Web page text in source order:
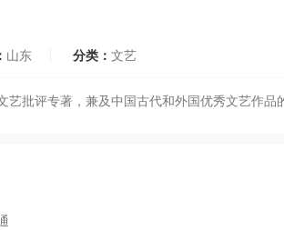
山东 分类： 文艺
批评专著，兼及中国古代和外国优秀文艺作品